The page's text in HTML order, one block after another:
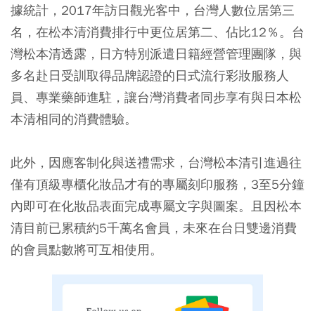
據統計，2017年訪日觀光客中，台灣人數位居第三
名，在松本清消費排行中更位居第二、佔比12％。台
灣松本清透露，日方特別派遣日籍經營管理團隊，與
多名赴日受訓取得品牌認證的日式流行彩妝服務人
員、專業藥師進駐，讓台灣消費者同步享有與日本松
本清相同的消費體驗。
此外，因應客制化與送禮需求，台灣松本清引進過往
僅有頂級專櫃化妝品才有的專屬刻印服務，3至5分鐘
內即可在化妝品表面完成專屬文字與圖案。且因松本
清目前已累積約5千萬名會員，未來在台日雙邊消費
的會員點數將可互相使用。